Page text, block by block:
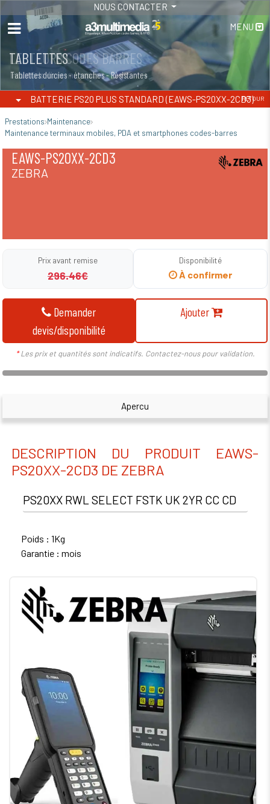
NOUS CONTACTER
MENU
LECTEURS CODES BARRES
Industriels -fixes -magasins
TABLETTES
Tablettes durcies - étanches - Résistantes
BATTERIE PS20 PLUS STANDARD (EAWS-PS20XX-2CD3)RETOUR
Prestations Maintenance
Maintenance terminaux mobiles, PDA et smartphones codes-barres
EAWS-PS20XX-2CD3
ZEBRA
Prix avant remise
296.46€
Disponibilité
À confirmer
Demander
devis/disponibilité
Ajouter
*Les prix et quantités sont indicatifs. Contactez-nous pour validation.
Apercu
DESCRIPTION DU PRODUIT EAWS-
PS20XX-2CD3 DE ZEBRA
PS20XX RWL SELECT FSTK UK 2YR CC CD
Poids : 1Kg
Garantie : mois